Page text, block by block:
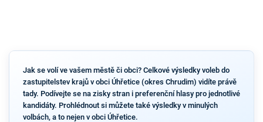
Jak se volí ve vašem městě či obci? Celkové výsledky voleb do
zastupitelstev krajů v obci Úhřetice (okres Chrudim) vidíte právě
tady. Podívejte se na zisky stran i preferenční hlasy pro jednotlivé
kandidáty. Prohlédnout si můžete také výsledky v minulých
volbách, a to nejen v obci Úhřetice.